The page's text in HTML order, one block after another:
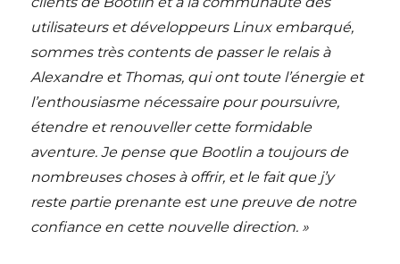
utilisateurs et développeurs Linux embarqué,
sommes très contents de passer le relais à
Alexandre et Thomas, qui ont toute l’énergie et
l’enthousiasme nécessaire pour poursuivre,
étendre et renouveller cette formidable
aventure. Je pense que Bootlin a toujours de
nombreuses choses à offrir, et le fait que j’y
reste partie prenante est une preuve de notre
confiance en cette nouvelle direction. »